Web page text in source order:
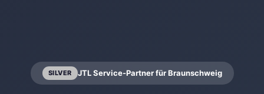
SILVER JTL Service-Partner für Braunschweig